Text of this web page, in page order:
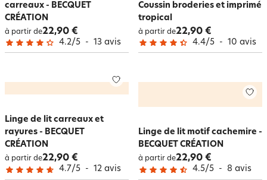
carreaux - BECQUET
CRÉATION
à partir de22,90 €
4.2/5 - 13 avis
Coussin broderies et imprimé
tropical
à partir de22,90 €
4.4/5 - 10 avis
Linge de lit carreaux et
rayures - BECQUET
CRÉATION
à partir de22,90 €
4.7/5 - 12 avis
Linge de lit motif cachemire -
BECQUET CRÉATION
à partir de22,90 €
4.5/5 - 8 avis